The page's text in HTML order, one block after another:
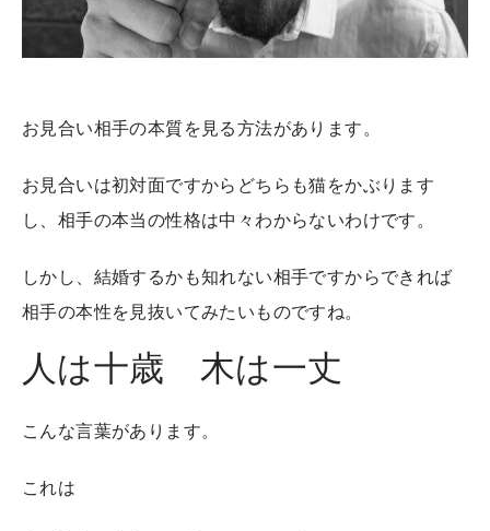
お見合い相手の本質を見る方法があります。
お見合いは初対面ですからどちらも猫をかぶります
し、相手の本当の性格は中々わからないわけです。
しかし、結婚するかも知れない相手ですからできれば
相手の本性を見抜いてみたいものですね。
人は十歳 木は一丈
こんな言葉があります。
これは